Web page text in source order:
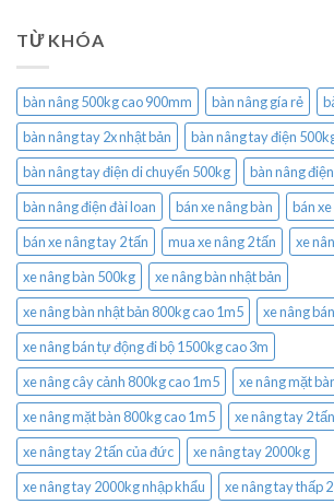
TỪ KHÓA
bàn nâng 500kg cao 900mm bàn nâng gía rẻ
bàn nâng tay 2x nhật bản
bàn nâng tay điện
bàn nâng tay điện di chuyển 500kg
bàn nâng
bàn nâng điện đài loan
bán xe nâng bàn
bán
bán xe nâng tay 2 tấn
mua xe nâng 2 tấn
xe
xe nâng bàn 500kg
xe nâng bàn nhật bản
xe nâng bàn nhật bản 800kg cao 1m5
xe nâng
xe nâng bán tự động đi bộ 1500kg cao 3m
xe nâng cây cảnh 800kg cao 1m5
xe nâng mặt
xe nâng mặt bàn 800kg cao 1m5
xe nâng tay 2 tấn
xe nâng tay 2 tấn của đức
xe nâng tay 2000kg
xe nâng tay 2000kg nhập khẩu
xe nâng tay thấp